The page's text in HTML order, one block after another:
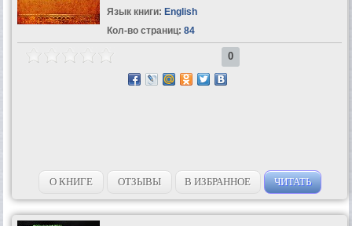
Язык книги: English
Кол-во страниц: 84
0
О КНИГЕ ОТЗЫВЫ В ИЗБРАННОЕ ЧИТАТЬ